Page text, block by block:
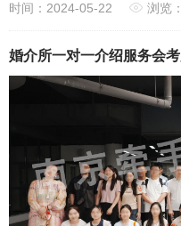
时间：2024-05-22 浏览
婚介所一对一介绍服务会